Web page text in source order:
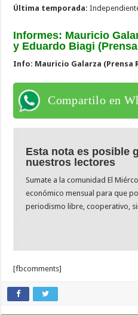
Última temporada:
Informes: Mauricio
y Eduardo Biagi
Info: Mauricio Galarza (Prensa
Compartilo en
Esta nota es posible
nuestros lectores
Sumate a la comunidad El
económico mensual para que
periodismo libre, cooperativo,
[fbcomments]